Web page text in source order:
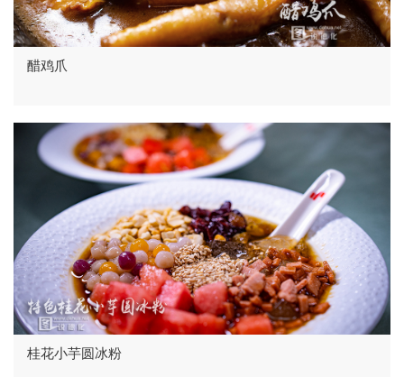
醋鸡爪
桂花小芋圆冰粉